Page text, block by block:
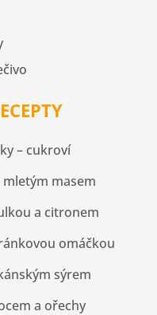
– cukroví
masem
a citronem
omáčkou
sýrem
a ořechy